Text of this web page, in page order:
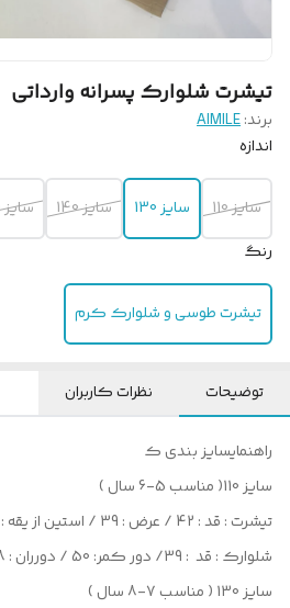
تیشرت شلوارک پسرانه وارداتی
برند:AIMILE
اندازه
سایز 110 سایز 130 سایز 140
سایز 150
رنگ
تیشرت طوسی و شلوارک کرم
توضیحات نظرات کاربران
راهنمایسایز بندی ک
سایز 110( مناسب 5-6 سال )
تیشرت : قد : 42 / عرض : 39 / استین از یقه : 27
شلوارک : قد : 39/ دور کمر: 50 / دورران : 48
سایز 130 ( مناسب 7-8 سال )